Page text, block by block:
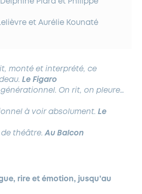
et Aurélie Kounaté
monté et interprété, ce
Le Figaro
On rit, on pleure…
à voir absolument. Le
théâtre. Au Balcon
rire et émotion, jusqu’au